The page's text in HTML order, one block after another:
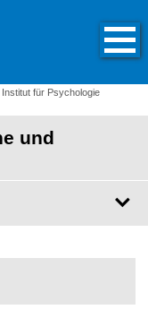
Institut für Psychologie
und